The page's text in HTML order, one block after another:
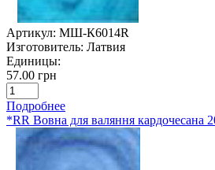
Артикул: МШ-К6014R
Изготовитель: Латвия
Единицы:
57.00 грн
Подробнее
*RR Вовна для валяння